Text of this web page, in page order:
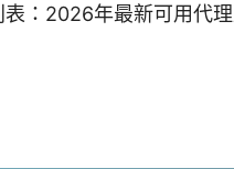
：2026年最新可用代